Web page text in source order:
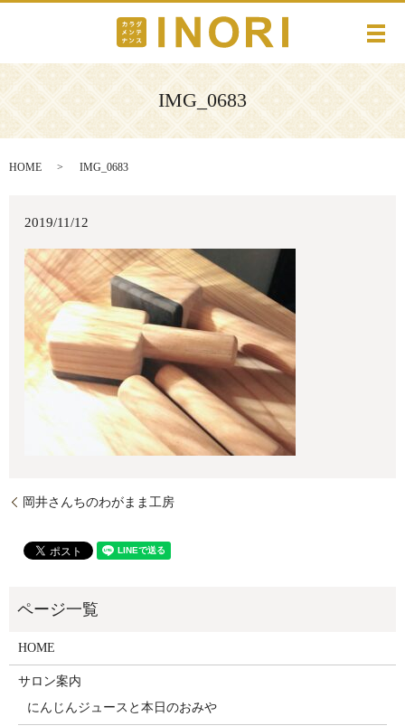
メ
IMG_0683
HOME IMG_0683
2019/11/12
岡井さんちのわがまま工房
HOME
サロン案内
にんじんジュースと本日のおみや